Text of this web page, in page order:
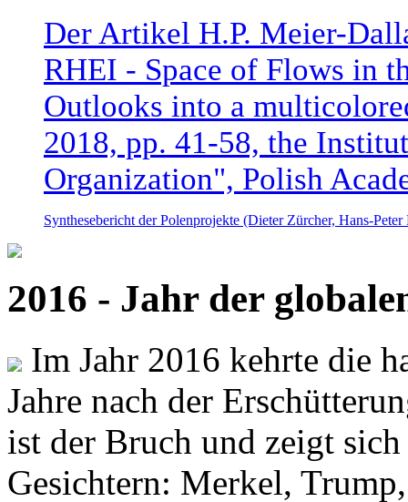
Der Artikel H.P. Meier-
RHEI - Space of Flows in
Outlooks into a
2018, pp. 41-58, the
Organization", Polish
Synthesebericht der Polenprojekte (Dieter Zürcher, Hans-
2016 - Jahr der
Im Jahr 2016 kehrte die
Jahre nach der
ist der Bruch und zeigt
Gesichtern: Merkel,